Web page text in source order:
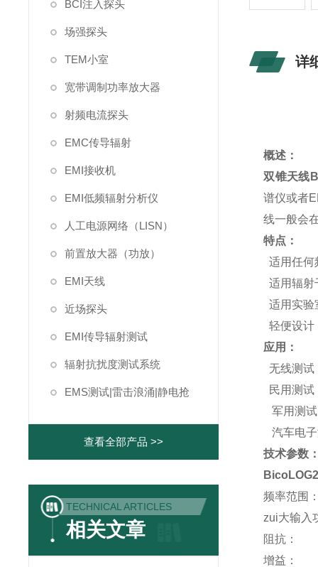
BCI注入探头
场强探头
TEM小室
宽带调制功率放大器
射频电流探头
EMC传导辐射
EMI接收机
EMI低频辐射分析仪
人工电源网络（LISN）
前置放大器（功放）
EMI天线
近场探头
EMI传导辐射测试
辐射抗扰度测试系统
EMS测试|雷击浪涌|静电抢
查看全部产品 >>
TECHNICAL ARTICLES
相关文章
详
概述：
双锥天线
谱仪或者
线一般会
特点：
适用任何
适用辐射
适用实验
轻便设计
应用：
无线测试
民用测试
军用测试
汽车电
技术参数
频率范围
zui大输入
阻抗
增益：